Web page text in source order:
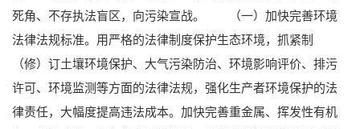
死角、不存执法盲区，向污染宣战。
（一）加快完善环境
法律法规标准。用严格的法律制度保护生态环境，抓紧制
（修）订土壤环境保护、大气污染防治、环境影响评价、排污
许可、环境监测等方面的法律法规，强化生产者环境保护的法
律责任，大幅度提高违法成本。加快完善重金属、挥发性有机